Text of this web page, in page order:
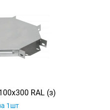
RAL (з)
1шт